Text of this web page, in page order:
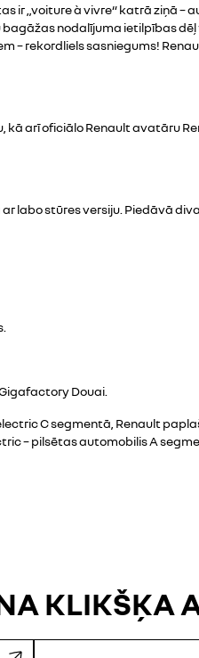
ir „voiture à vivre“ katrā ziņā –
nodalījuma ietilpības
– rekordliels sasniegums!
arī oficiālo Renault avatāru
labo stūres versiju. Piedāvā
Douai.
C segmentā, Renault
– pilsētas automobilis A
KLIKŠĶA